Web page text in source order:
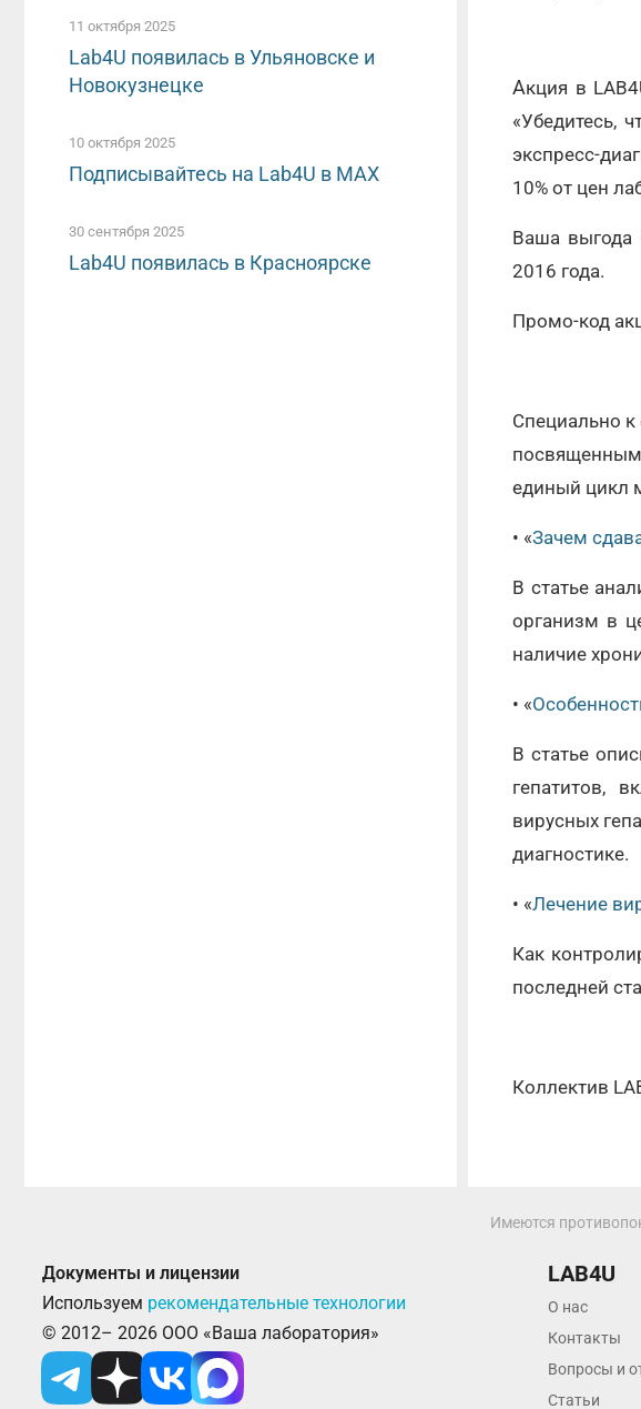
Акция в
«Убедитесь,
экспресс-
10% от цен
Ваша выгода
2016 года.
Промо-код
Специально
единый цикл
• «Зачем
В статье
организм в
наличие
• «
В статье
гепатитов,
вирусных
диагностике.
• «Лечение
Как
последней
Коллектив
11 октября 2025
Lab4U появилась в Ульяновске и
Новокузнецке
10 октября 2025
Подписывайтесь на Lab4U в MAX
30 сентября 2025
Lab4U появилась в Красноярске
Москва
Нижний
Армавир
Астрахань
Брянск
Волжский
Вологда
Воронеж
Гатчина
Жуковский
Имеются
Документы и лицензии
Используем рекомендательные технологии
© 2012– 2026 ООО «Ваша лаборатория»
LAB4U
О нас
Контакты
Вопросы и
Статьи